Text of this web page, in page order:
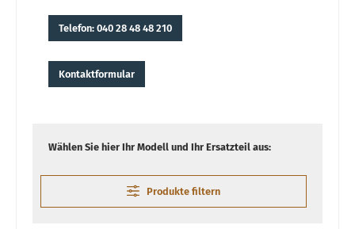
Telefon: 040 28 48 48 210
Kontaktformular
Wählen Sie hier Ihr Modell und Ihr Ersatzteil aus:
Produkte filtern